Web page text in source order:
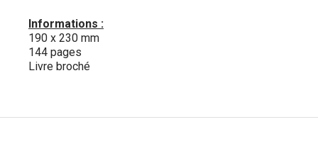
Informations :
190 x 230 mm
144 pages
Livre broché